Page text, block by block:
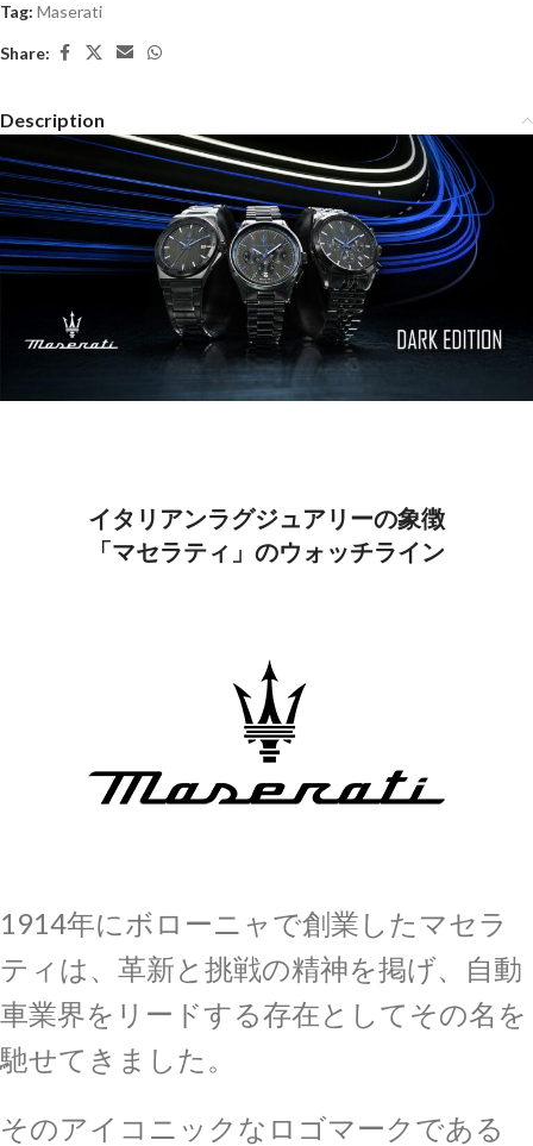
Tag: Maserati
Share:
Description
イタリアンラグジュアリーの象徴
「マセラティ」のウォッチライン
1914年にボローニャで創業したマセラ
ティは、革新と挑戦の精神を掲げ、自動
車業界をリードする存在としてその名を
馳せてきました。
そのアイコニックなロゴマークである